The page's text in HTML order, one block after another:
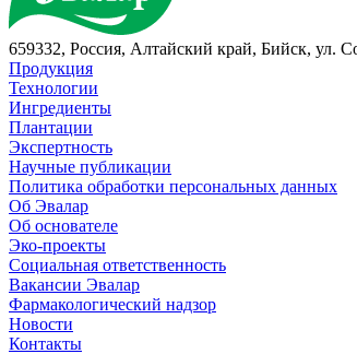
659332, Россия, Алтайский край, Бийск, ул.
Продукция
Технологии
Ингредиенты
Плантации
Экспертность
Научные публикации
Политика обработки персональных данных
Об Эвалар
Об основателе
Эко-проекты
Социальная ответственность
Вакансии Эвалар
Фармакологический надзор
Новости
Контакты